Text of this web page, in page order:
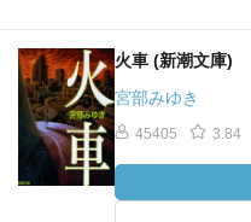
火車 (新潮文庫)
宮部みゆき
45405 3.84